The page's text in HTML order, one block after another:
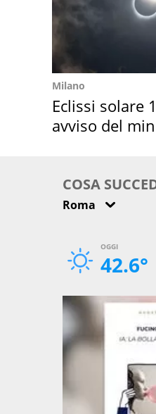
Milano
Eclissi solare
avviso del